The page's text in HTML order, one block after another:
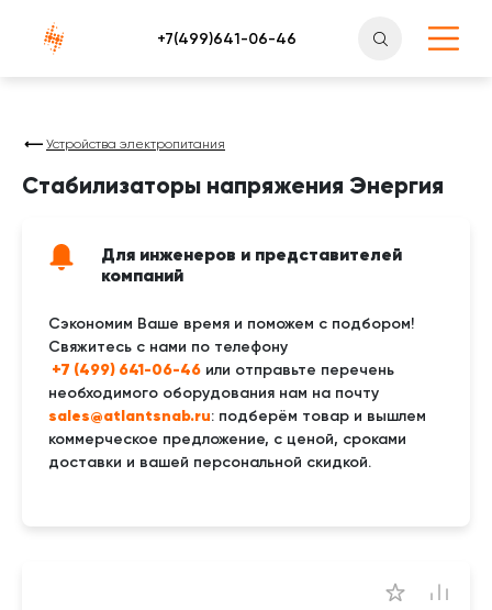
Атлантснаб
Устройства электропитания
Стабилизаторы напряжения Энергия
Для инженеров и представителей
компаний
Сэкономим Ваше время и поможем с подбором!
Свяжитесь с нами по телефону
+7 (499) 641-06-46 или отправьте перечень
необходимого оборудования нам на почту
sales@atlantsnab.ru: подберём товар и вышлем
коммерческое предложение, с ценой, сроками
доставки и вашей персональной скидкой.